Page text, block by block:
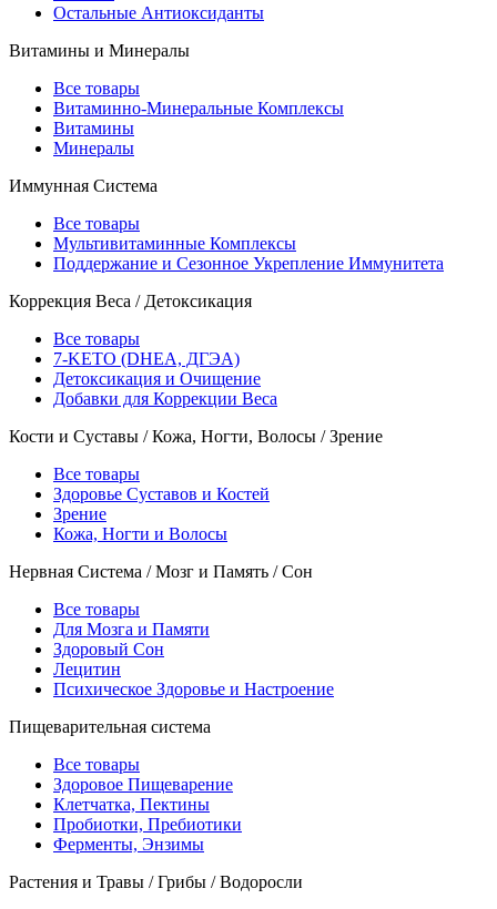
Остальные Антиоксиданты
Витамины и Минералы
Все товары
Витаминно-Минеральные Комплексы
Витамины
Минералы
Иммунная Система
Все товары
Мультивитаминные Комплексы
Поддержание и Сезонное Укрепление Иммунитета
Коррекция Веса / Детоксикация
Все товары
7-KETO (DHEA, ДГЭА)
Детоксикация и Очищение
Добавки для Коррекции Веса
Кости и Суставы / Кожа, Ногти, Волосы / Зрение
Все товары
Здоровье Суставов и Костей
Зрение
Кожа, Ногти и Волосы
Нервная Система / Мозг и Память / Сон
Все товары
Для Мозга и Памяти
Здоровый Сон
Лецитин
Психическое Здоровье и Настроение
Пищеварительная система
Все товары
Здоровое Пищеварение
Клетчатка, Пектины
Пробиотки, Пребиотики
Ферменты, Энзимы
Растения и Травы / Грибы / Водоросли